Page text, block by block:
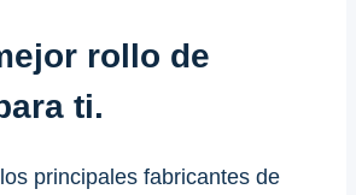
rollo de
ti.
principales fabricantes de